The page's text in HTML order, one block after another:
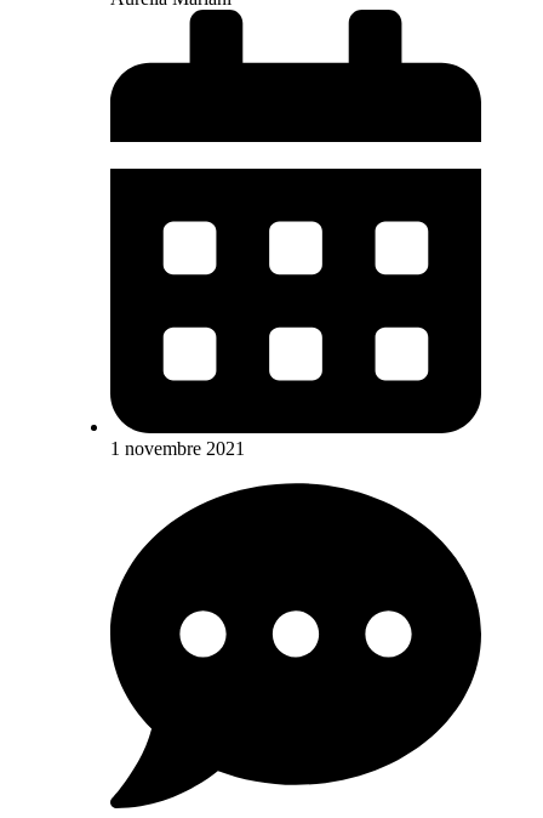
1 novembre 2021